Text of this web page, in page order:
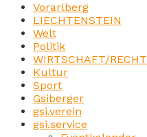
Vorarlberg
LIECHTENSTEIN
Welt
Politik
WIRTSCHAFT/RECHT
Kultur
Sport
Gsiberger
gsi.verein
gsi.service